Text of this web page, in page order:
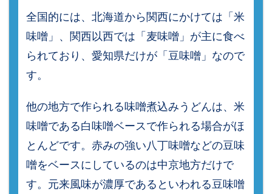
全国的には、北海道から関西にかけては「米
味噌」、関西以西では「麦味噌」が主に食べ
られており、愛知県だけが「豆味噌」なので
す。
他の地方で作られる味噌煮込みうどんは、米
味噌である白味噌ベースで作られる場合がほ
とんどです。赤みの強い八丁味噌などの豆味
噌をベースにしているのは中京地方だけで
す。元来風味が濃厚であるといわれる豆味噌